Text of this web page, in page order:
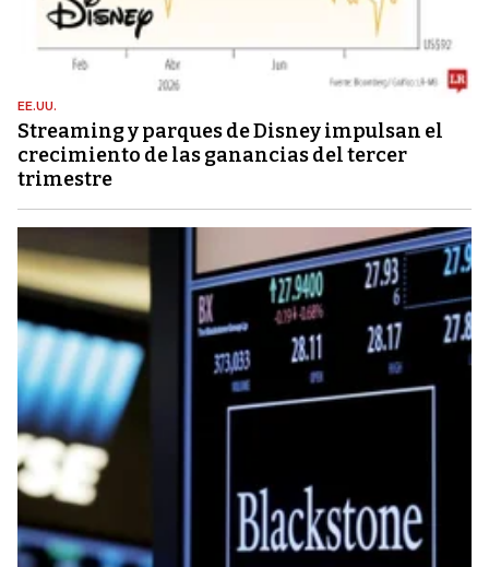
EE.UU.
Streaming y parques de Disney impulsan el
crecimiento de las ganancias del tercer
trimestre